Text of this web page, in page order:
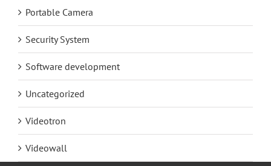
Portable Camera
Security System
Software development
Uncategorized
Videotron
Videowall